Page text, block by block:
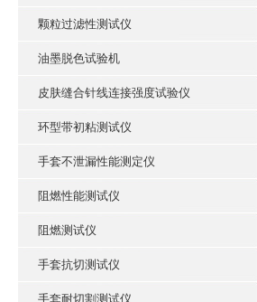
颗粒过滤性测试仪
油墨脱色试验机
皮肤缝合针线连接强度试验仪
环型带初粘测试仪
手套不泄漏性能测定仪
阻燃性能测试仪
阻燃测试仪
手套抗切测试仪
手套耐切割测试仪